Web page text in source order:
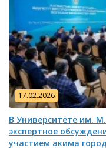
17.02.2026
В Университете им.
экспертное
участием акима